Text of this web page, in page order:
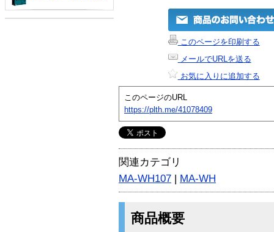
このページを印刷する
メールでURLを送る
お気に入りに追加する
このページのURL
https://plth.me/41078409
関連カテゴリ
MA-WH107 | MA-WH
商品概要